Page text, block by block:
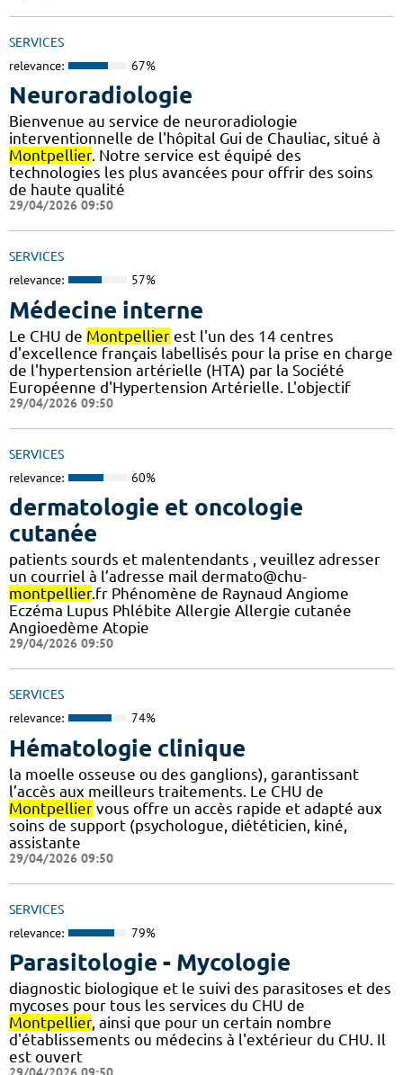
SERVICES
relevance: 67%
Neuroradiologie
Bienvenue au service de neuroradiologie
interventionnelle de l'hôpital Gui de Chauliac, situé à
Montpellier. Notre service est équipé des
technologies les plus avancées pour offrir des soins
de haute qualité
29/04/2026 09:50
SERVICES
relevance: 57%
Médecine interne
Le CHU de Montpellier est l'un des 14 centres
d'excellence français labellisés pour la prise en charge
de l'hypertension artérielle (HTA) par la Société
Européenne d'Hypertension Artérielle. L'objectif
29/04/2026 09:50
SERVICES
relevance: 60%
dermatologie et oncologie
cutanée
patients sourds et malentendants , veuillez adresser
un courriel à l’adresse mail dermato@chu-
montpellier.fr Phénomène de Raynaud Angiome
Eczéma Lupus Phlébite Allergie Allergie cutanée
Angioedème Atopie
29/04/2026 09:50
SERVICES
relevance: 74%
Hématologie clinique
la moelle osseuse ou des ganglions), garantissant
l’accès aux meilleurs traitements. Le CHU de
Montpellier vous offre un accès rapide et adapté aux
soins de support (psychologue, diététicien, kiné,
assistante
29/04/2026 09:50
SERVICES
relevance: 79%
Parasitologie - Mycologie
diagnostic biologique et le suivi des parasitoses et des
mycoses pour tous les services du CHU de
Montpellier, ainsi que pour un certain nombre
d'établissements ou médecins à l'extérieur du CHU. Il
est ouvert